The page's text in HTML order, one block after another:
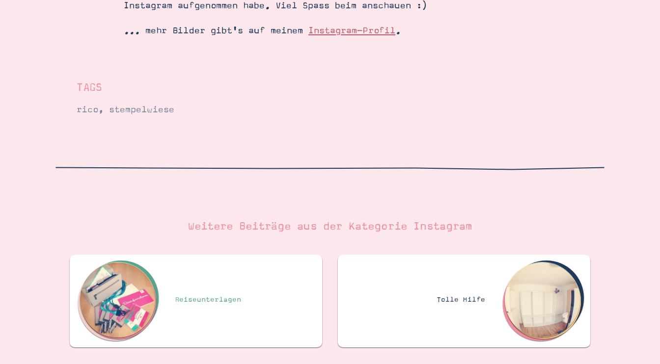
Instagram aufgenommen habe. Viel Spass beim anschauen :)
... mehr Bilder gibt's auf meinem Instagram-Profil.
TAGS
rico, stempelwiese
Weitere Beiträge aus der Kategorie Instagram
Reiseunterlagen Tolle Hilfe